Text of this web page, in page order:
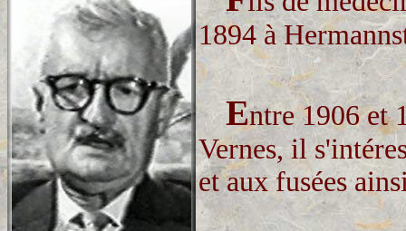
1894 à
Entre 1906 et
Vernes, il
et aux fusées